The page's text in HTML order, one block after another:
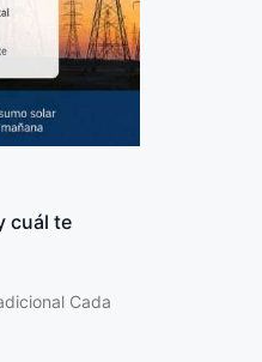
cuál te
Cada